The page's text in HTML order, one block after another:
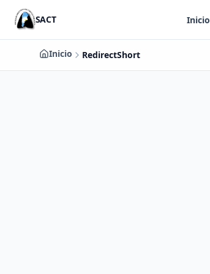
Saltar al contenido principal
SACT Inicio
Inicio RedirectShort